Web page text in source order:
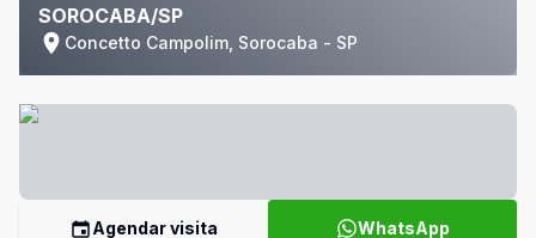
SOROCABA/SP
Concetto Campolim, Sorocaba - SP
Agendar visita WhatsApp